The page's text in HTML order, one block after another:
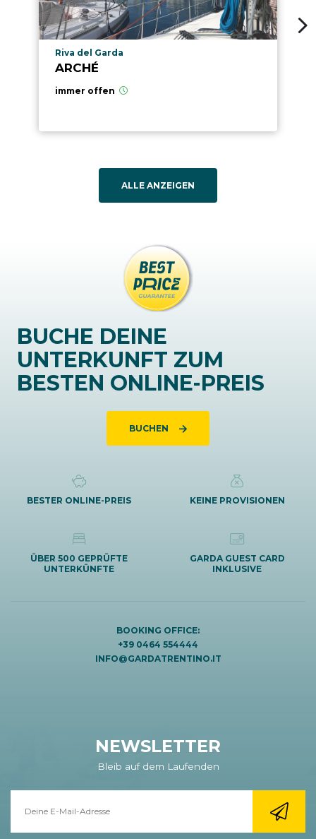
aria.poi_location_prefix
Riva del Garda
ARCHÉ
immer offen
ALLE ANZEIGEN
BUCHE DEINE
UNTERKUNFT ZUM
BESTEN ONLINE-PREIS
BUCHEN
BESTER ONLINE-PREIS KEINE PROVISIONEN
ÜBER 500 GEPRÜFTE
UNTERKÜNFTE
GARDA GUEST CARD
INKLUSIVE
BOOKING OFFICE:
+39 0464 554444
INFO@GARDATRENTINO.IT
NEWSLETTER
Bleib auf dem Laufenden